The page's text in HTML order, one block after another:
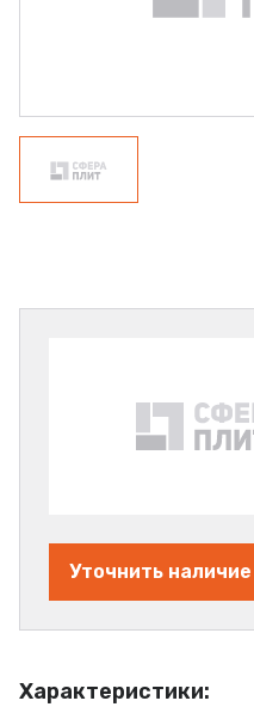
Характеристики:
Уточнить наличие